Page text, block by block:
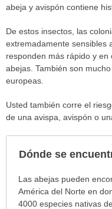
abeja y avispón contiene
De estos insectos, las
extremadamente sensibles
responden más rápido y
abejas. También son
europeas.
Usted también corre el
de una avispa, avispón o
Dónde se
Dónde
encuentra
Las abejas pueden
América del Norte en
4000 especies nativas